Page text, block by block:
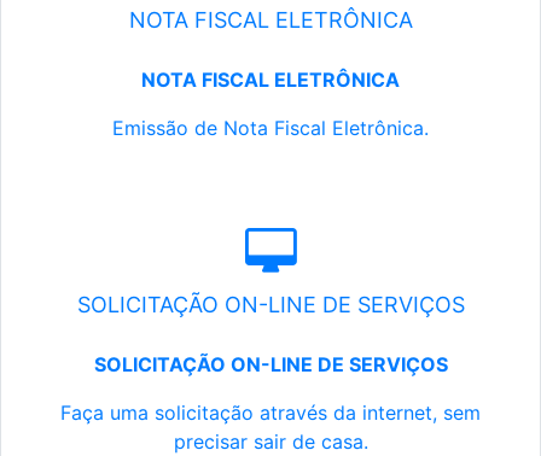
NOTA FISCAL ELETRÔNICA
NOTA FISCAL ELETRÔNICA
Emissão de Nota Fiscal Eletrônica.
SOLICITAÇÃO ON-LINE DE SERVIÇOS
SOLICITAÇÃO ON-LINE DE SERVIÇOS
Faça uma solicitação através da internet, sem
precisar sair de casa.